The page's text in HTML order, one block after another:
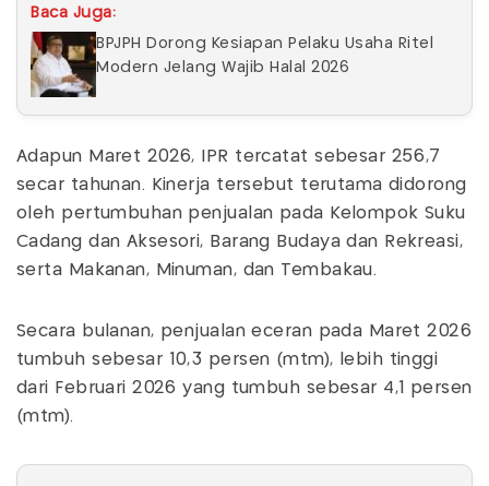
Baca Juga:
BPJPH Dorong Kesiapan Pelaku Usaha Ritel
Modern Jelang Wajib Halal 2026
Adapun Maret 2026, IPR tercatat sebesar 256,7
secar tahunan. Kinerja tersebut terutama didorong
oleh pertumbuhan penjualan pada Kelompok Suku
Cadang dan Aksesori, Barang Budaya dan Rekreasi,
serta Makanan, Minuman, dan Tembakau.
Secara bulanan, penjualan eceran pada Maret 2026
tumbuh sebesar 10,3 persen (mtm), lebih tinggi
dari Februari 2026 yang tumbuh sebesar 4,1 persen
(mtm).